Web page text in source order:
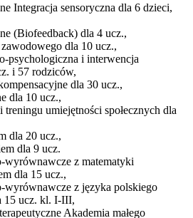
Integracja sensoryczna dla 6 dzieci,
(Biofeedback) dla 4 ucz.,
dla 10 ucz.,
psychologiczna i interwencja
i 57 rodziców,
dla 30 ucz.,
dla 10 ucz.,
treningu umiejętności społecznych dla
dla 20 ucz.,
dla 9 ucz.
wyrównawcze z matematyki
dla 15 ucz.,
wyrównawcze z języka polskiego
15 ucz. kl. I-III,
Akademia małego